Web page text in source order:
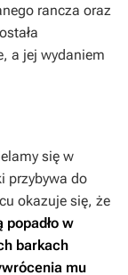
rancza oraz
a jej wydaniem
się w
przybywa do
okazuje się, że
w
barkach
mu